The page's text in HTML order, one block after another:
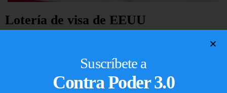
Lotería de visa de EEUU
Suscríbete a
Contra Poder 3.0